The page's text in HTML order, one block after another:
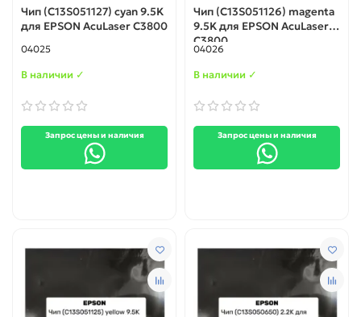
Чип (C13S051127) cyan 9.5K
для EPSON AcuLaser C3800
04025
В наличии ✓
Запрос цены и наличия
Чип (C13S051126) magenta
9.5K для EPSON AcuLaser
C3800
04026
В наличии ✓
Запрос цены и наличия